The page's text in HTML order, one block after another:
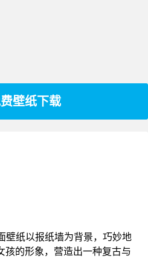
壁纸下载
壁纸以报纸墙为背景，巧妙地
孩的形象，营造出一种复古与